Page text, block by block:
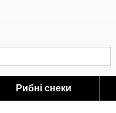
Рибні снеки